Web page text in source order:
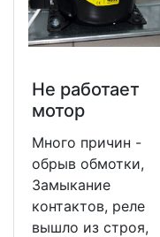
Не работает
мотор
Много причин -
обрыв обмотки,
Замыкание
контактов, реле
вышло из строя,